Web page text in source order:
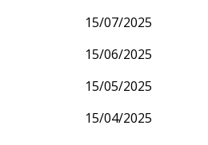
15/07/2025
15/06/2025
15/05/2025
15/04/2025